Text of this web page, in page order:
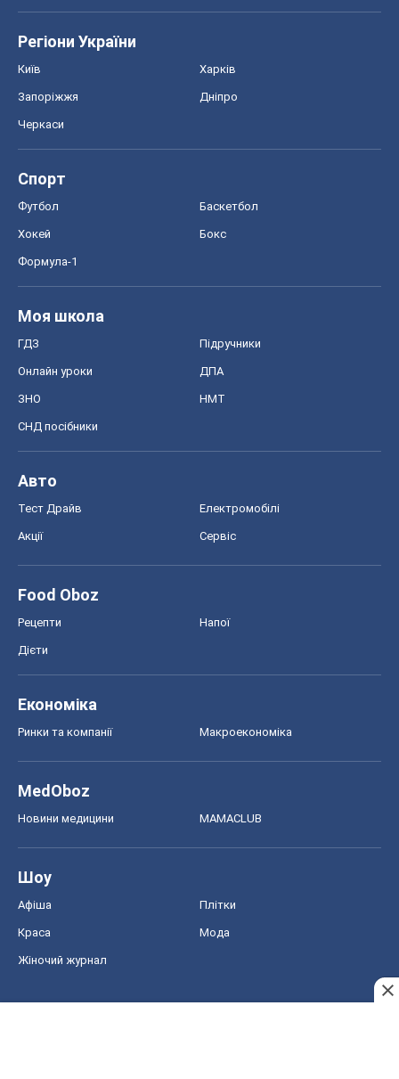
Регіони України
Київ Харків
Запоріжжя Дніпро
Черкаси
Спорт
Футбол Баскетбол
Хокей Бокс
Формула-1
Моя школа
ГДЗ Підручники
Онлайн уроки ДПА
ЗНО НМТ
СНД посібники
Авто
Тест Драйв Електромобілі
Акції Сервіс
Food Oboz
Рецепти Напої
Дієти
Економіка
Ринки та компанії Макроекономіка
MedOboz
Новини медицини MAMACLUB
Шоу
Афіша Плітки
Краса Мода
Жіночий журнал